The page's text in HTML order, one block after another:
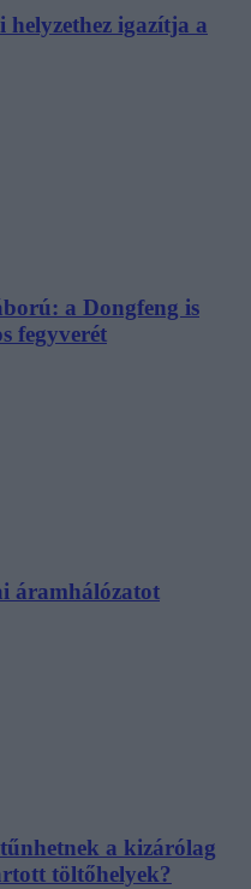
igazítja a
a Dongfeng is
fegyverét
áramhálózatot
a kizárólag
töltőhelyek?